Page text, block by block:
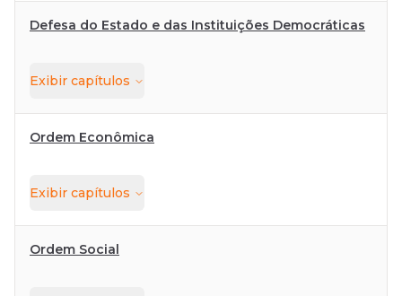
Defesa do Estado e das Instituições Democráticas
Exibir capítulos
Ordem Econômica
Exibir capítulos
Ordem Social